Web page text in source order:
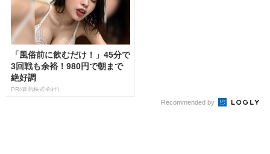
「風俗前に飲むだけ！」45分で
3回戦も余裕！980円で朝まで
絶好調
PR(健商株式会社)
Recommended by